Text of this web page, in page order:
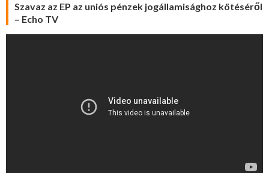
Szavaz az EP az uniós pénzek jogállamisághoz kötéséről
– Echo TV